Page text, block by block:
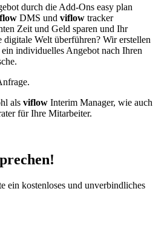
durch die Add-Ons easy plan
DMS und viflow tracker
Zeit und Geld sparen und Ihr
digitale Welt überführen? Wir erstellen
individuelles Angebot nach Ihren
als viflow Interim Manager, wie auch
für Ihre Mitarbeiter.
ein kostenloses und unverbindliches